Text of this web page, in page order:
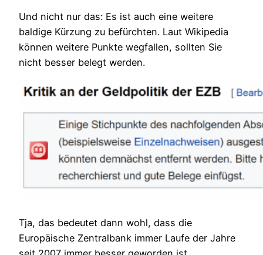
Und nicht nur das: Es ist auch eine weitere
baldige Kürzung zu befürchten. Laut Wikipedia
können weitere Punkte wegfallen, sollten Sie
nicht besser belegt werden.
Tja, das bedeutet dann wohl, dass die
Europäische Zentralbank immer Laufe der Jahre